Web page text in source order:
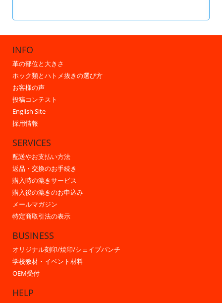
INFO
革の部位と大きさ
ホック類とハトメ抜きの選び方
お客様の声
投稿コンテスト
English Site
採用情報
SERVICES
配送やお支払い方法
返品・交換のお手続き
購入時の漉きサービス
購入後の漉きのお申込み
メールマガジン
特定商取引法の表示
BUSINESS
オリジナル刻印/焼印/シェイプパンチ
学校教材・イベント材料
OEM受付
HELP